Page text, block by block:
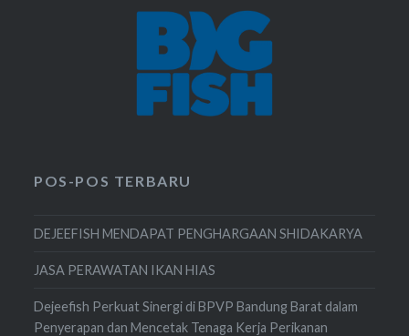
POS-POS TERBARU
DEJEEFISH MENDAPAT PENGHARGAAN SHIDAKARYA
JASA PERAWATAN IKAN HIAS
Dejeefish Perkuat Sinergi di BPVP Bandung Barat dalam
Penyerapan dan Mencetak Tenaga Kerja Perikanan